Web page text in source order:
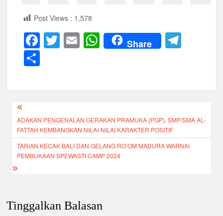
Post Views : 1,578
F
e
o
o
k
T
er
E W
h
s
p
p
Share
gr
m
ar
Navigasi
pos
ADAKAN PENGENALAN GERAKAN PRAMUKA (PGP), SMP/SMA AL-
FATTAH KEMBANGKAN NILAI-NILAI KARAKTER POSITIF
TARIAN KECAK BALI DAN GELANG RO’OM MADURA WARNAI
PEMBUKAAN SPEWASTI CAMP 2024
Tinggalkan Balasan